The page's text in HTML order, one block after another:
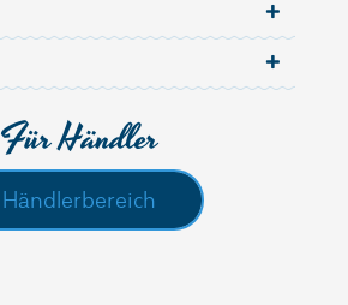
Für Händler
Händlerbereich